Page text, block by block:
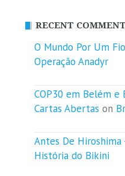
RECENT
O Mundo Por Um
Operação Anadyr
COP30 em Belém e
Cartas Abertas on
Antes De Hiroshima
História do Bikini